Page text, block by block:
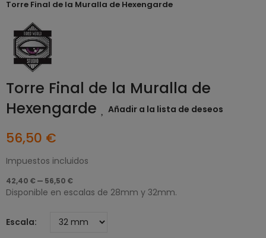
Torre Final de la Muralla de Hexengarde
Torre Final de la Muralla de
Hexengarde
Añadir a la lista de deseos
56,50 €
Impuestos incluidos
42,40 € — 56,50 €
Disponible en escalas de 28mm y 32mm.
Escala